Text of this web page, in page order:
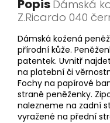
Popis Dámská
Z.Ricardo 040
Dámská kožená
přírodní kůže.
patentek. Uvnitř
na platební či
Fochy na papírové
straně peněženky.
nalezneme na zadní
vyražené na přední